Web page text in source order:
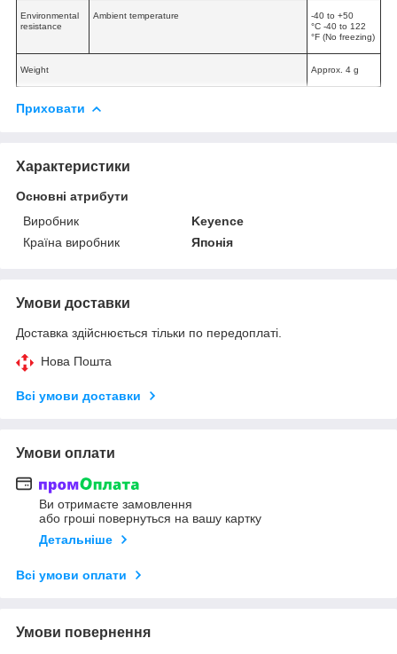
Environmental
resistance
Ambient temperature
-40 to +50
°C -40 to 122
°F (No freezing)
Weight Approx. 4 g
Приховати
Характеристики
Основні атрибути
Виробник
Keyence
Країна виробник
Японія
Умови доставки
Доставка здійснюється тільки по передоплаті.
Нова Пошта
Всі умови доставки
Умови оплати
Ви отримаєте замовлення
або гроші повернуться на вашу картку
Детальніше
Всі умови оплати
Умови повернення